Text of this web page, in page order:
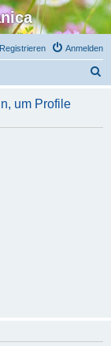
Anmelden
Registrieren
h
um Profile